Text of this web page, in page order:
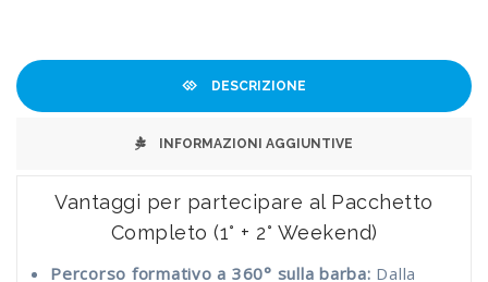
DESCRIZIONE
INFORMAZIONI AGGIUNTIVE
Vantaggi per partecipare al Pacchetto
Completo (1° + 2° Weekend)
Percorso formativo a 360° sulla barba: Dalla